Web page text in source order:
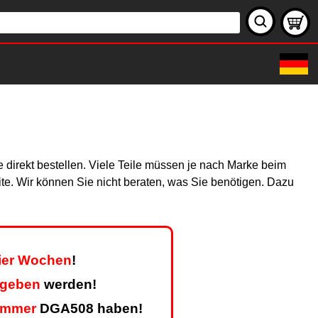
bestellen. Viele Teile müssen je nach Marke beim
Wir können Sie nicht beraten, was Sie benötigen. Dazu
Wochen!
werden!
DGA508 haben!